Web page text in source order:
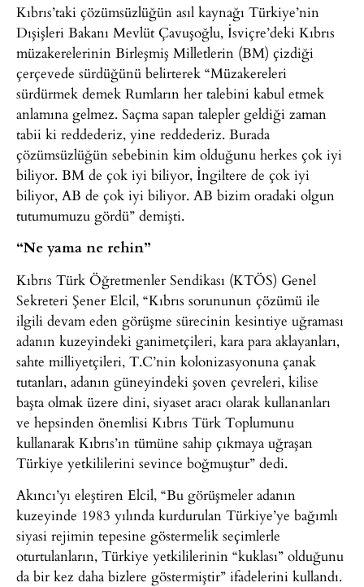
Kıbrıs’taki çözümsüzlüğün asıl kaynağı Türkiye’nin
Dışişleri Bakanı Mevlüt Çavuşoğlu, İsviçre’deki Kıbrıs
müzakerelerinin Birleşmiş Milletlerin (BM) çizdiği
çerçevede sürdüğünü belirterek “Müzakereleri
sürdürmek demek Rumların her talebini kabul etmek
anlamına gelmez. Saçma sapan talepler geldiği zaman
tabii ki reddederiz, yine reddederiz. Burada
çözümsüzlüğün sebebinin kim olduğunu herkes çok iyi
biliyor. BM de çok iyi biliyor, İngiltere de çok iyi
biliyor, AB de çok iyi biliyor. AB bizim oradaki olgun
tutumumuzu gördü” demişti.
“Ne yama ne rehin”
Kıbrıs Türk Öğretmenler Sendikası (KTÖS) Genel
Sekreteri Şener Elcil, “Kıbrıs sorununun çözümü ile
ilgili devam eden görüşme sürecinin kesintiye uğraması
adanın kuzeyindeki ganimetçileri, kara para aklayanları,
sahte milliyetçileri, T.C’nin kolonizasyonuna çanak
tutanları, adanın güneyindeki şoven çevreleri, kilise
başta olmak üzere dini, siyaset aracı olarak kullananları
ve hepsinden önemlisi Kıbrıs Türk Toplumunu
kullanarak Kıbrıs’ın tümüne sahip çıkmaya uğraşan
Türkiye yetkililerini sevince boğmuştur” dedi.
Akıncı’yı eleştiren Elcil, “Bu görüşmeler adanın
kuzeyinde 1983 yılında kurdurulan Türkiye’ye bağımlı
siyasi rejimin tepesine göstermelik seçimlerle
oturtulanların, Türkiye yetkililerinin “kuklası” olduğunu
da bir kez daha bizlere göstermiştir” ifadelerini kullandı.